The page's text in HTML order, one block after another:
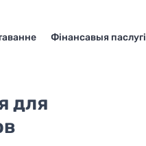
Фінансавыя паслугі
для